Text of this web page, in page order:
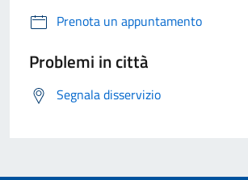
Prenota un appuntamento
Problemi in città
Segnala disservizio